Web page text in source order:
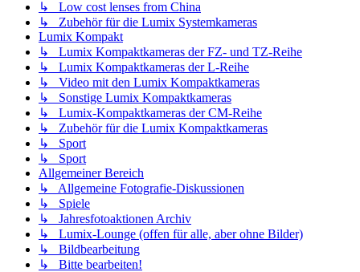
↳ Low cost lenses from China
↳ Zubehör für die Lumix Systemkameras
Lumix Kompakt
↳ Lumix Kompaktkameras der FZ- und TZ-Reihe
↳ Lumix Kompaktkameras der L-Reihe
↳ Video mit den Lumix Kompaktkameras
↳ Sonstige Lumix Kompaktkameras
↳ Lumix-Kompaktkameras der CM-Reihe
↳ Zubehör für die Lumix Kompaktkameras
↳ Sport
↳ Sport
Allgemeiner Bereich
↳ Allgemeine Fotografie-Diskussionen
↳ Spiele
↳ Jahresfotoaktionen Archiv
↳ Lumix-Lounge (offen für alle, aber ohne Bilder)
↳ Bildbearbeitung
↳ Bitte bearbeiten!